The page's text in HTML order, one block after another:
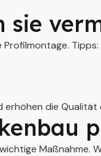
sie
Profilmontage. Tipps:
erhöhen die
Maßnahme.